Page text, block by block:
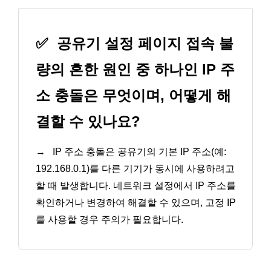
✅ 공유기 설정 페이지 접속 불
량의 흔한 원인 중 하나인 IP 주
소 충돌은 무엇이며, 어떻게 해
결할 수 있나요?
→
IP 주소 충돌은 공유기의 기본 IP 주소(예:
192.168.0.1)를 다른 기기가 동시에 사용하려고
할 때 발생합니다. 네트워크 설정에서 IP 주소를
확인하거나 변경하여 해결할 수 있으며, 고정 IP
를 사용할 경우 주의가 필요합니다.